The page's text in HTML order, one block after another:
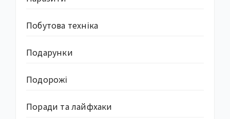
Побутова техніка
Подарунки
Подорожі
Поради та лайфхаки